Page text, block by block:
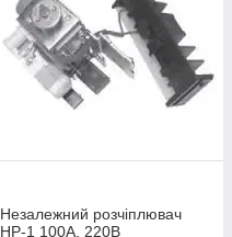
Незалежний розчіплювач
НР-1 100А, 220В